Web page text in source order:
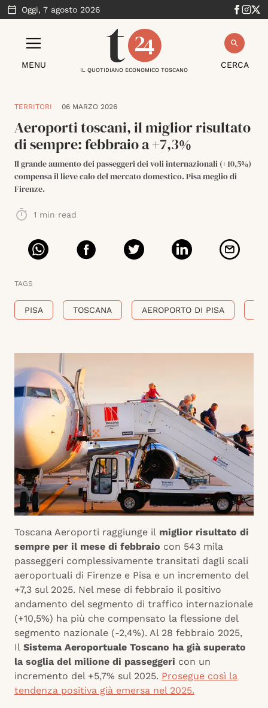
Oggi, 7 agosto 2026
MENU CERCA
IL QUOTIDIANO ECONOMICO TOSCANO
TERRITORI 06 MARZO 2026
Aeroporti toscani, il miglior risultato
di sempre: febbraio a +7,3%
Il grande aumento dei passeggeri dei voli internazionali (+10,5%)
compensa il lieve calo del mercato domestico. Pisa meglio di
Firenze.
1 min read
TAGS
PISA TOSCANA AEROPORTO DI PISA
Toscana Aeroporti raggiunge il miglior risultato di
sempre per il mese di febbraio con 543 mila
passeggeri complessivamente transitati dagli scali
aeroportuali di Firenze e Pisa e un incremento del
+7,3 sul 2025. Nel mese di febbraio il positivo
andamento del segmento di traffico internazionale
(+10,5%) ha più che compensato la flessione del
segmento nazionale (-2,4%). Al 28 febbraio 2025,
Il Sistema Aeroportuale Toscano ha già superato
la soglia del milione di passeggeri con un
incremento del +5,7% sul 2025. Prosegue così la
tendenza positiva già emersa nel 2025.